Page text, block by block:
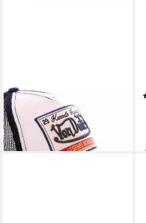
Die (kein Set)
ab 32,90 €
lieferbar - in 2-3 Werktagen bei dir